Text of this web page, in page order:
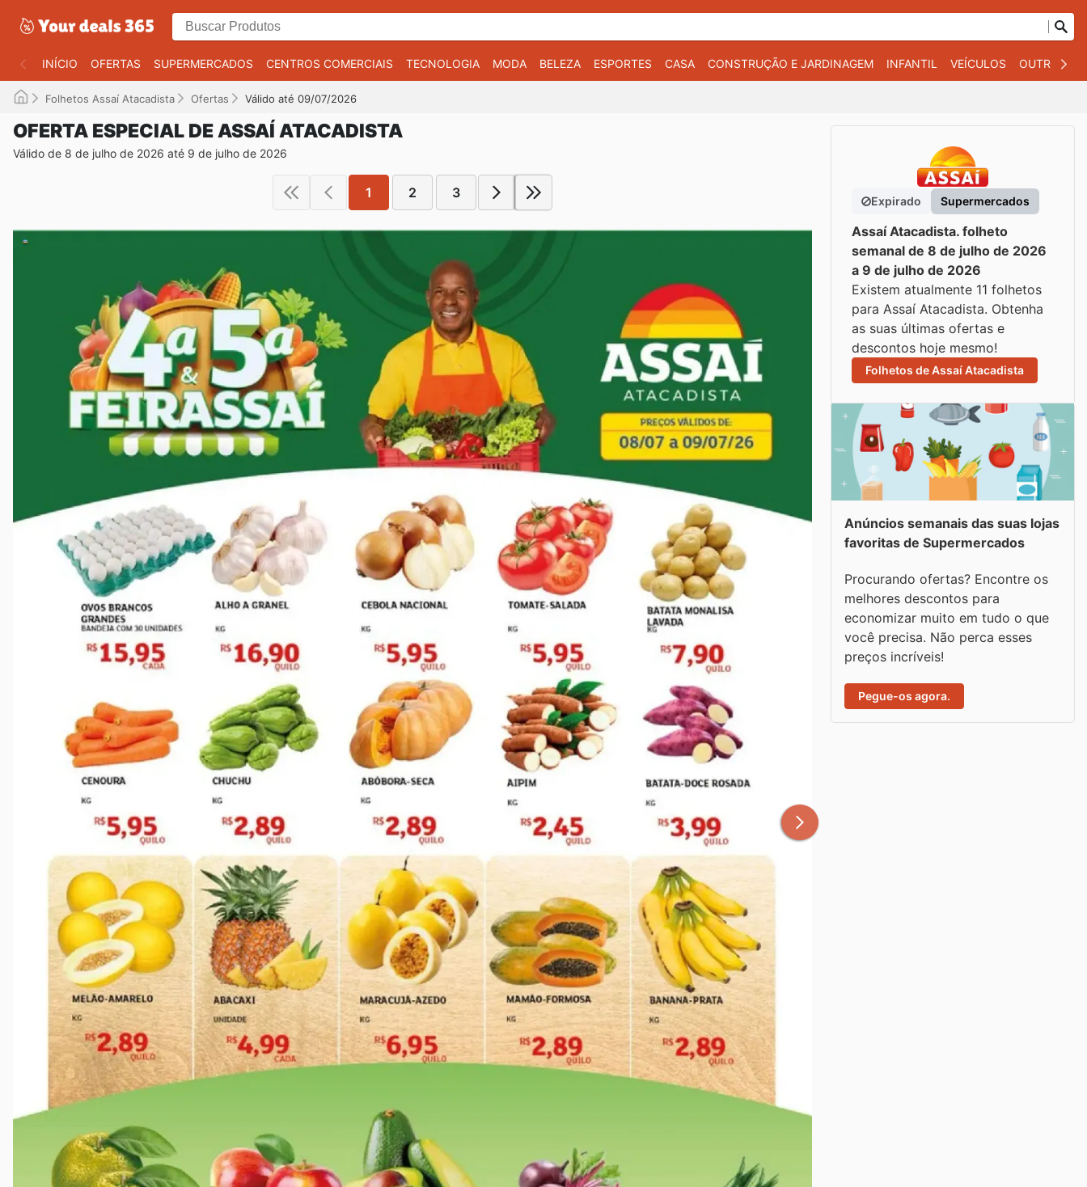
INÍCIO OFERTAS SUPERMERCADOS CENTROS COMERCIAIS TECNOLOGIA MODA BELEZA ESPORTES CASA CONSTRUÇÃO E JARDINAGEM INFANTIL VEÍCULOS OUTROS
Folhetos Assaí Atacadista Ofertas Válido até 09/07/2026
OFERTA ESPECIAL DE ASSAÍ ATACADISTA
Válido de 8 de julho de 2026 até 9 de julho de 2026
1 2 3
Expirado Supermercados
Assaí Atacadista. folheto
semanal de 8 de julho de 2026
a 9 de julho de 2026
Existem atualmente 11 folhetos
para Assaí Atacadista. Obtenha
as suas últimas ofertas e
descontos hoje mesmo!
Folhetos de Assaí Atacadista
Anúncios semanais das suas lojas
favoritas de Supermercados
Procurando ofertas? Encontre os
melhores descontos para
economizar muito em tudo o que
você precisa. Não perca esses
preços incríveis!
Pegue-os agora.